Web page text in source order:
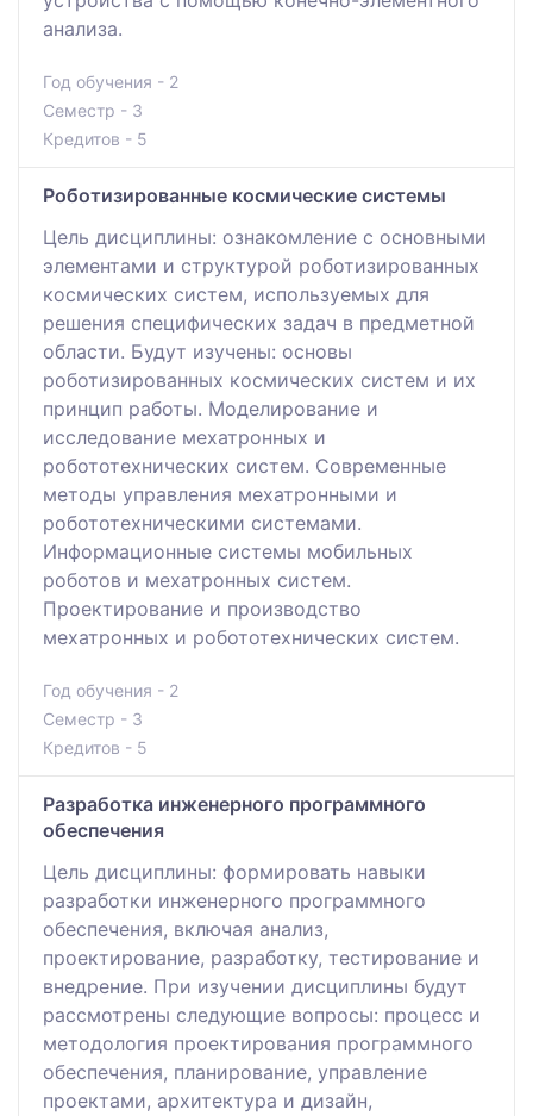
анализа.
Год обучения - 2
Семестр - 3
Кредитов - 5
Роботизированные космические системы
Цель дисциплины: ознакомление с основными
элементами и структурой роботизированных
космических систем, используемых для
решения специфических задач в предметной
области. Будут изучены: основы
роботизированных космических систем и их
принцип работы. Моделирование и
исследование мехатронных и
робототехнических систем. Современные
методы управления мехатронными и
робототехническими системами.
Информационные системы мобильных
роботов и мехатронных систем.
Проектирование и производство
мехатронных и робототехнических систем.
Год обучения - 2
Семестр - 3
Кредитов - 5
Разработка инженерного программного
обеспечения
Цель дисциплины: формировать навыки
разработки инженерного программного
обеспечения, включая анализ,
проектирование, разработку, тестирование и
внедрение. При изучении дисциплины будут
рассмотрены следующие вопросы: процесс и
методология проектирования программного
обеспечения, планирование, управление
проектами, архитектура и дизайн,